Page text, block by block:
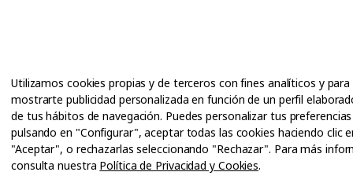
Utilizamos cookies propias y de terceros con fines analíticos y para
mostrarte publicidad personalizada en función de un perfil
de tus hábitos de navegación. Puedes personalizar tus preferencias
pulsando en "Configurar", aceptar todas las cookies haciendo clic
"Aceptar", o rechazarlas seleccionando "Rechazar". Para más
consulta nuestra Política de Privacidad y Cookies.